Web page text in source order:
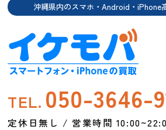
沖縄県内のスマホ・Android・iPhone
TEL. 050-3646-
定休日無し / 営業時間